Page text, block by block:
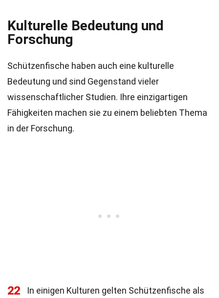
Kulturelle Bedeutung und
Forschung
Schützenfische haben auch eine kulturelle
Bedeutung und sind Gegenstand vieler
wissenschaftlicher Studien. Ihre einzigartigen
Fähigkeiten machen sie zu einem beliebten Thema
in der Forschung.
22
In einigen Kulturen gelten Schützenfische als